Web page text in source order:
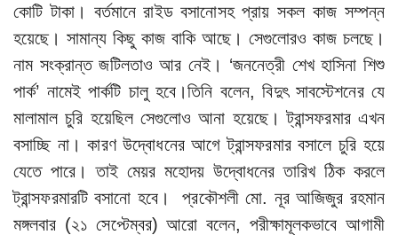
কোটি টাকা। বর্তমানে রাইড বসানোসহ প্রায় সকল কাজ সম্পন্ন
হয়েছে। সামান্য কিছু কাজ বাকি আছে। সেগুলোরও কাজ চলছে।
নাম সংক্রান্ত জটিলতাও আর নেই। ‘জননেত্রী শেখ হাসিনা শিশু
পার্ক’ নামেই পার্কটি চালু হবে।তিনি বলেন, বিদুৎ সাবস্টেশনের যে
মালামাল চুরি হয়েছিল সেগুলোও আনা হয়েছে। ট্রান্সফরমার এখন
বসাচ্ছি না। কারণ উদ্বোধনের আগে ট্রান্সফরমার বসালে চুরি হয়ে
যেতে পারে। তাই মেয়র মহোদয় উদ্বোধনের তারিখ ঠিক করলে
ট্রান্সফরমারটি বসানো হবে। প্রকৌশলী মো. নূর আজিজুর রহমান
মঙ্গলবার (২১ সেপ্টেম্বর) আরো বলেন, পরীক্ষামূলকভাবে আগামী